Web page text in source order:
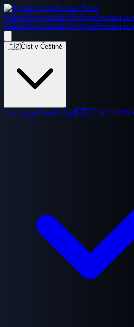
Scooter Tools
GalerieKompatibilitaPodporaSeznam
GalerieKompatibilitaPodporaSeznam
🇨🇿Číst v Češtině
🇸🇦اقرأ باللغة العربية 🇨🇿Číst v